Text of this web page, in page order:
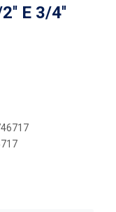
E 3/4''